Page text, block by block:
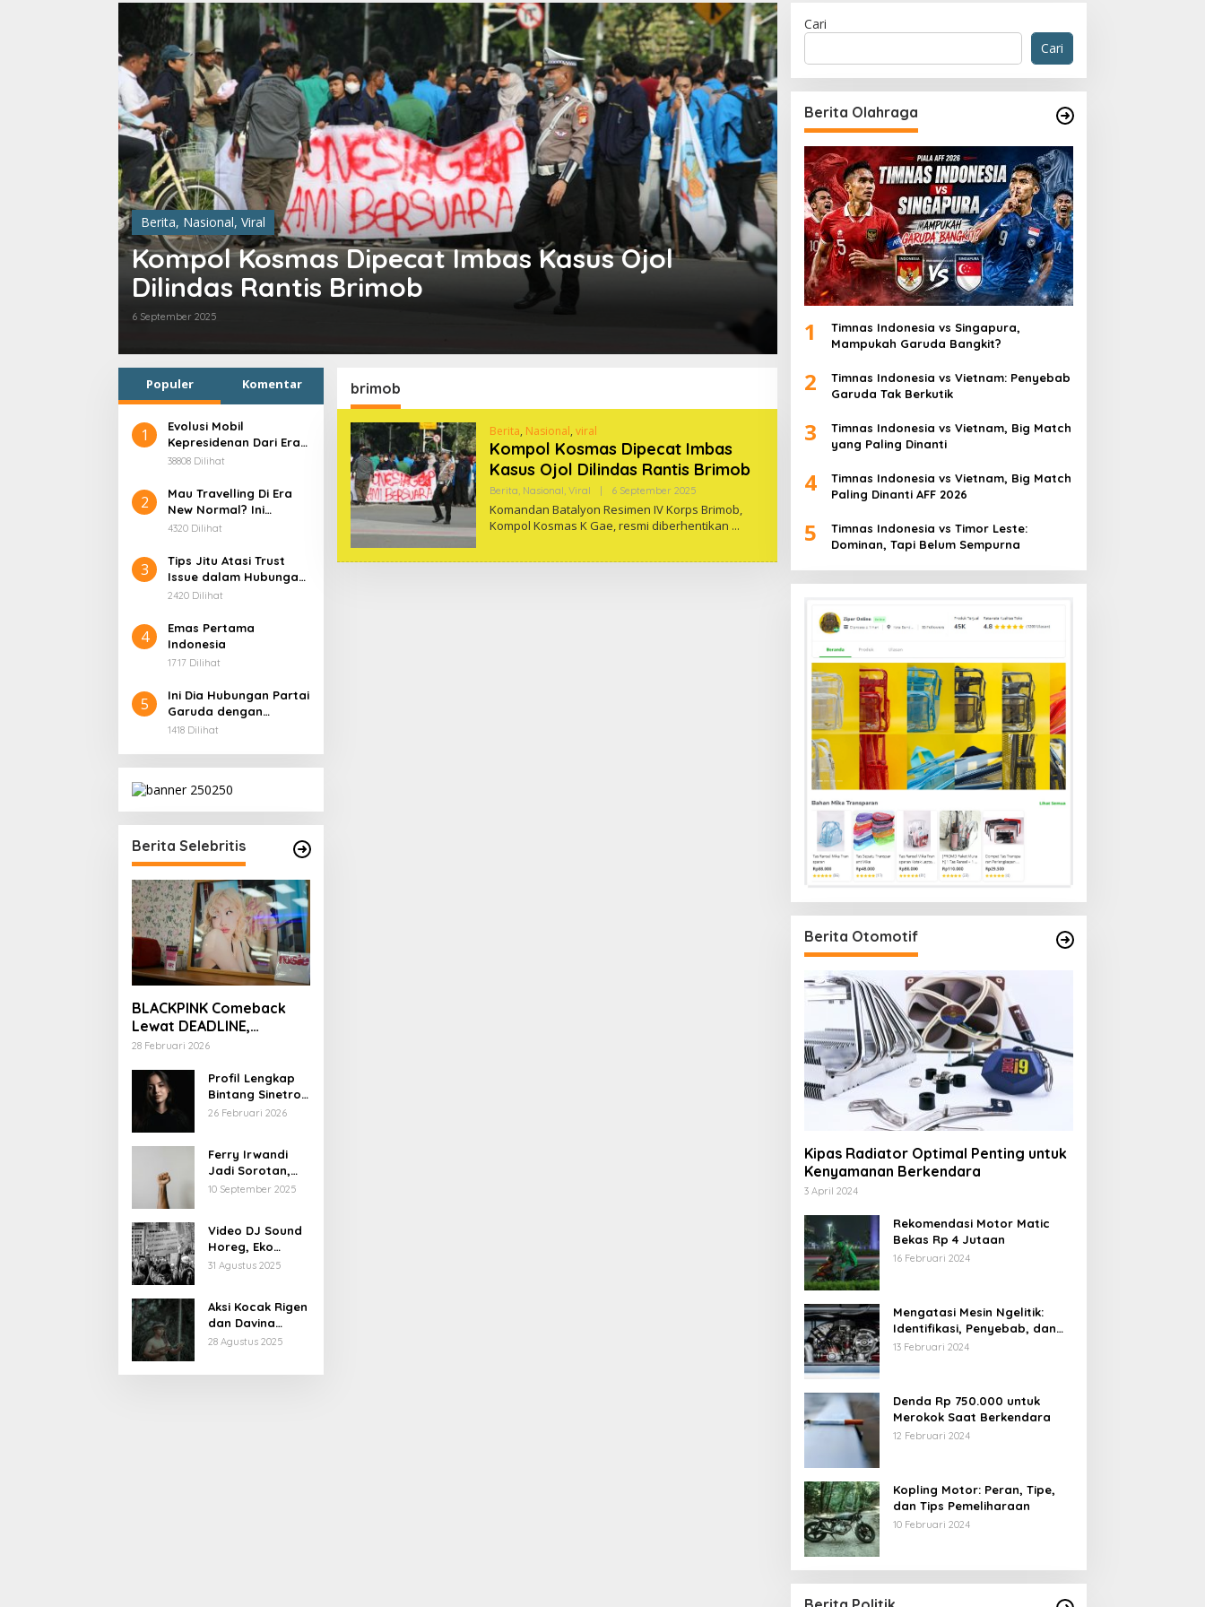
Berita, Nasional, Viral
Kompol Kosmas Dipecat Imbas Kasus Ojol
Dilindas Rantis Brimob
6 September 2025
Populer Komentar
1
Evolusi Mobil
Kepresidenan Dari Era
Soekarno
38808 Dilihat
2
Mau Travelling Di Era
New Normal? Ini
Beberapa Hal Yang
Persiapkan!
4320 Dilihat
3
Tips Jitu Atasi Trust
Issue dalam Hubungan,
Dijamin Ampuh!
2420 Dilihat
4
Emas Pertama
Indonesia
1717 Dilihat
5
Ini Dia Hubungan Partai
Garuda dengan
Gerindra
1418 Dilihat
Berita Selebritis
BLACKPINK Comeback
Lewat DEADLINE,
YouTube Tembus 100
28 Februari 2026
Profil Lengkap
Bintang Sinetron
Mencintai Ipar
26 Februari 2026
Ferry Irwandi
Jadi Sorotan,
Begini Latar
10 September 2025
Video DJ Sound
Horeg, Eko
Patrio Buka
31 Agustus 2025
Aksi Kocak Rigen
dan Davina
Karamoy di Film
28 Agustus 2025
brimob
Berita, Nasional, viral
Kompol Kosmas Dipecat Imbas
Kasus Ojol Dilindas Rantis Brimob
Berita Nasional Viral | 6 September 2025Oleh
Komandan Batalyon Resimen IV Korps Brimob,
Kompol Kosmas K Gae, resmi diberhentikan
Cari
Cari
Berita Olahraga
1
Timnas Indonesia vs Singapura,
Mampukah Garuda Bangkit?
2
Timnas Indonesia vs Vietnam: Penyebab
Garuda Tak Berkutik
3
Timnas Indonesia vs Vietnam, Big Match
yang Paling Dinanti
4
Timnas Indonesia vs Vietnam, Big Match
Paling Dinanti AFF 2026
5
Timnas Indonesia vs Timor Leste:
Dominan, Tapi Belum Sempurna
Berita Otomotif
Kipas Radiator Optimal Penting untuk
Kenyamanan Berkendara
3 April 2024
Rekomendasi Motor Matic
Bekas Rp 4 Jutaan
16 Februari 2024
Mengatasi Mesin Ngelitik:
Identifikasi, Penyebab, dan
Solusi
13 Februari 2024
Denda Rp 750.000 untuk
Merokok Saat Berkendara
12 Februari 2024
Kopling Motor: Peran, Tipe,
dan Tips Pemeliharaan
10 Februari 2024